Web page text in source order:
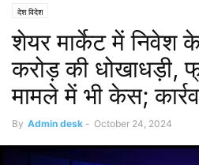
देश विदेश
शेयर मार्केट में निवेश
करोड़ की धोखाधड़ी,
मामले में भी केस;
By Admin desk - October 24, 2024